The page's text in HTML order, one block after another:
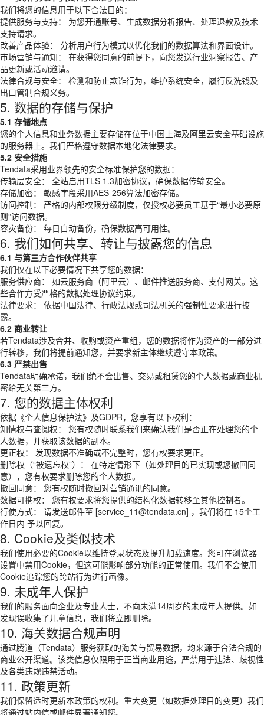
我们将您的信息用于以下合法目的：
提供服务与支持： 为您开通账号、生成数据分析报告、处理退款及技术
支持请求。
改善产品体验： 分析用户行为模式以优化我们的数据算法和界面设计。
市场营销与通知： 在获得您同意的前提下，向您发送行业洞察报告、产
品更新或活动邀请。
法律合规与安全： 检测和防止欺诈行为，维护系统安全，履行反洗钱及
出口管制合规义务。
5. 数据的存储与保护
5.1 存储地点
您的个人信息和业务数据主要存储在位于中国上海及阿里云安全基础设施
的服务器上。我们严格遵守数据本地化法律要求。
5.2 安全措施
Tendata采用业界领先的安全标准保护您的数据：
传输层安全： 全站启用TLS 1.3加密协议，确保数据传输安全。
存储加密： 敏感字段采用AES-256算法加密存储。
访问控制： 严格的内部权限分级制度，仅授权必要员工基于“最小必要原
则”访问数据。
容灾备份： 每日自动备份，确保数据高可用性。
6. 我们如何共享、转让与披露您的信息
6.1 与第三方合作伙伴共享
我们仅在以下必要情况下共享您的数据：
服务供应商： 如云服务商（阿里云）、邮件推送服务商、支付网关。这
些合作方受严格的数据处理协议约束。
法律要求： 依据中国法律、行政法规或司法机关的强制性要求进行披
露。
6.2 商业转让
若Tendata涉及合并、收购或资产重组，您的数据将作为资产的一部分进
行转移，我们将提前通知您，并要求新主体继续遵守本政策。
6.3 严禁出售
Tendata明确承诺，我们绝不会出售、交易或租赁您的个人数据或商业机
密给无关第三方。
7. 您的数据主体权利
依据《个人信息保护法》及GDPR，您享有以下权利：
知情权与查阅权： 您有权随时联系我们来确认我们是否正在处理您的个
人数据，并获取该数据的副本。
更正权： 发现数据不准确或不完整时，您有权要求更正。
删除权（“被遗忘权”）： 在特定情形下（如处理目的已实现或您撤回同
意），您有权要求删除您的个人数据。
撤回同意： 您有权随时撤回对营销通讯的同意。
数据可携权： 您有权要求将您提供的结构化数据转移至其他控制者。
行使方式： 请发送邮件至 [service_11@tendata.cn] ，我们将在 15个工
作日内 予以回复。
8. Cookie及类似技术
我们使用必要的Cookie以维持登录状态及提升加载速度。您可在浏览器
设置中禁用Cookie，但这可能影响部分功能的正常使用。我们不会使用
Cookie追踪您的跨站行为进行画像。
9. 未成年人保护
我们的服务面向企业及专业人士，不向未满14周岁的未成年人提供。如
发现误收集了儿童信息，我们将立即删除。
10. 海关数据合规声明
通过腾道（Tendata）服务获取的海关与贸易数据，均来源于合法合规的
商业公开渠道。该类信息仅限用于正当商业用途，严禁用于违法、歧视性
及各类违规违禁活动。
11. 政策更新
我们保留适时更新本政策的权利。重大变更（如数据处理目的变更）我们
将通过站内信或邮件显著通知您。